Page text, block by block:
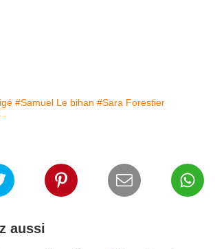
#Samuel Le bihan #Sara Forestier
aussi